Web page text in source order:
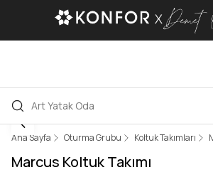
Ana Sayfa Oturma Grubu Koltuk Takımları
Marcus Koltuk Takımı